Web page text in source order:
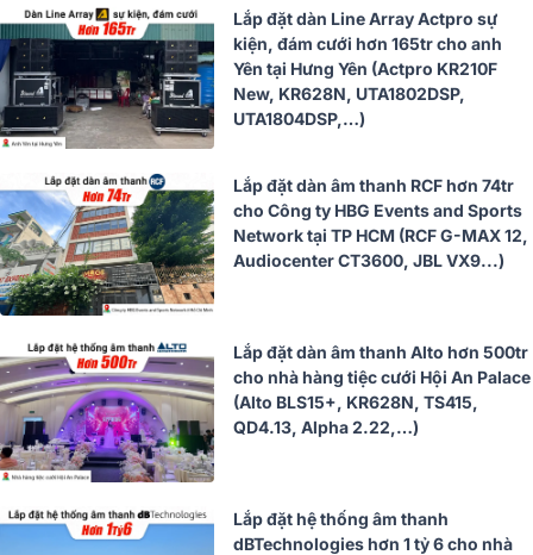
Lắp đặt dàn Line Array Actpro sự
kiện, đám cưới hơn 165tr cho anh
Yên tại Hưng Yên (Actpro KR210F
New, KR628N, UTA1802DSP,
UTA1804DSP,…)
Lắp đặt dàn âm thanh RCF hơn 74tr
cho Công ty HBG Events and Sports
Network tại TP HCM (RCF G-MAX 12,
Audiocenter CT3600, JBL VX9...)
Lắp đặt dàn âm thanh Alto hơn 500tr
cho nhà hàng tiệc cưới Hội An Palace
(Alto BLS15+, KR628N, TS415,
QD4.13, Alpha 2.22,…)
Lắp đặt hệ thống âm thanh
dBTechnologies hơn 1 tỷ 6 cho nhà